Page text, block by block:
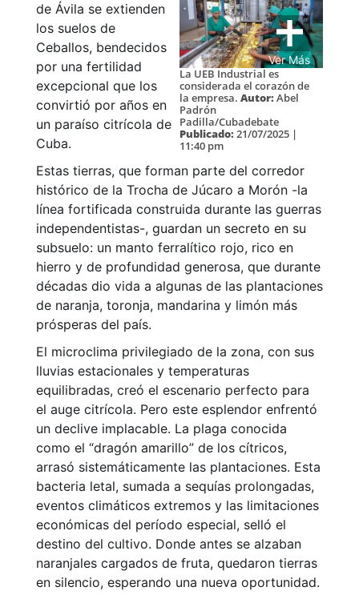
Ver Más
La UEB Industrial es
considerada el corazón de
la empresa. Autor: Abel
Padrón
Padilla/Cubadebate
Publicado: 21/07/2025 |
11:40 pm
de Ávila se extienden
los suelos de
Ceballos, bendecidos
por una fertilidad
excepcional que los
convirtió por años en
un paraíso citrícola de
Cuba.
Estas tierras, que forman parte del corredor
histórico de la Trocha de Júcaro a Morón -la
línea fortificada construida durante las guerras
independentistas-, guardan un secreto en su
subsuelo: un manto ferralítico rojo, rico en
hierro y de profundidad generosa, que durante
décadas dio vida a algunas de las plantaciones
de naranja, toronja, mandarina y limón más
prósperas del país.
El microclima privilegiado de la zona, con sus
lluvias estacionales y temperaturas
equilibradas, creó el escenario perfecto para
el auge citrícola. Pero este esplendor enfrentó
un declive implacable. La plaga conocida
como el “dragón amarillo” de los cítricos,
arrasó sistemáticamente las plantaciones. Esta
bacteria letal, sumada a sequías prolongadas,
eventos climáticos extremos y las limitaciones
económicas del período especial, selló el
destino del cultivo. Donde antes se alzaban
naranjales cargados de fruta, quedaron tierras
en silencio, esperando una nueva oportunidad.